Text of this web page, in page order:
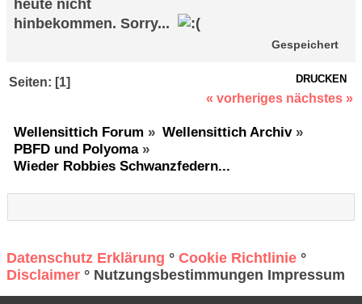
heute nicht
hinbekommen. Sorry...
Gespeichert
DRUCKEN
Seiten: [1]
« vorheriges nächstes »
Wellensittich Forum » Wellensittich Archiv»
PBFD und Polyoma»
Wieder Robbies Schwanzfedern...
Datenschutz Erklärung ° Cookie Richtlinie °
Disclaimer ° Nutzungsbestimmungen Impressum